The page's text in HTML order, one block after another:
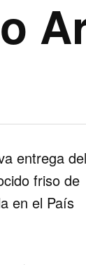
entrega del
friso de
en el País